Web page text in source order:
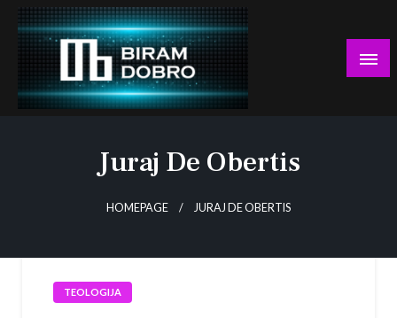
Skip
content
Juraj De Obertis
HOMEPAGE JURAJ DE OBERTIS
TEOLOGIJA